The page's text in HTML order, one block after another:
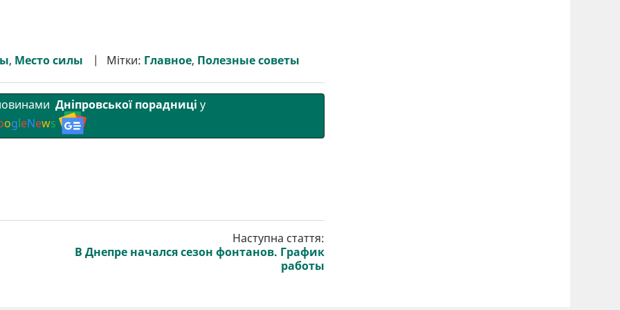
, Место силы Мітки: Главное, Полезные советы
Дніпровської порадниці у
ogleNews
Наступна стаття:
В Днепре начался сезон фонтанов. График
работы